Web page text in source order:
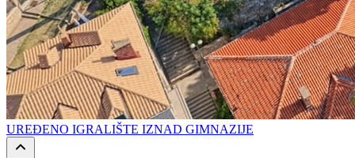
UREĐENO IGRALIŠTE IZNAD GIMNAZIJE